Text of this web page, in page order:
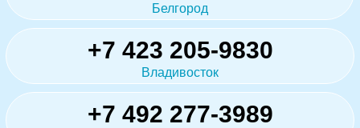
Белгород
+7 423 205-9830
Владивосток
+7 492 277-3989